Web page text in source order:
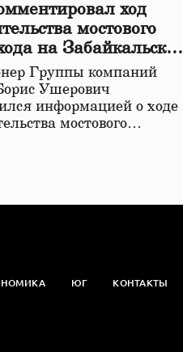
ход
мостового
на Забайкальской
дороге
Группы компаний
Ушерович
информацией о ходе
мостового…
ЮГ КОНТАКТЫ